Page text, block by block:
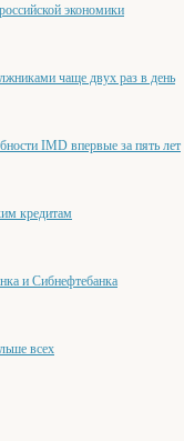
экономики
чаще двух раз в день
IMD впервые за пять лет
кредитам
и Сибнефтебанка
всех